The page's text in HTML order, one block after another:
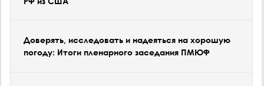
Доверять, исследовать и надеяться на хорошую
погоду: Итоги пленарного заседания ПМЮФ